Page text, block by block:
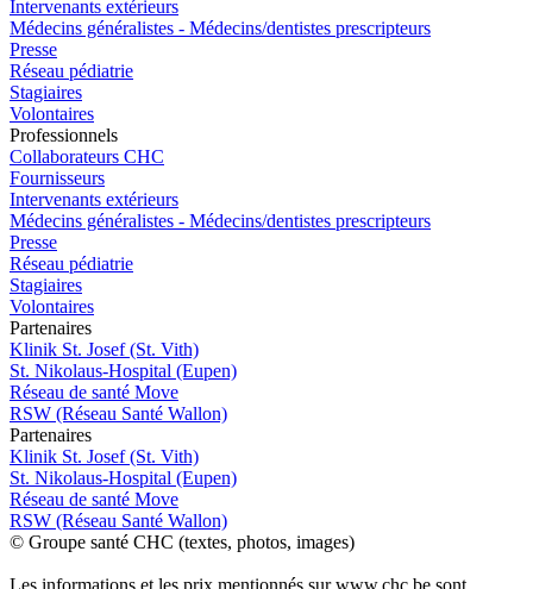
Intervenants extérieurs
Médecins généralistes - Médecins/dentistes prescripteurs
Presse
Réseau pédiatrie
Stagiaires
Volontaires
Professionnels
Collaborateurs CHC
Fournisseurs
Intervenants extérieurs
Médecins généralistes - Médecins/dentistes prescripteurs
Presse
Réseau pédiatrie
Stagiaires
Volontaires
Partenaires
Klinik St. Josef (St. Vith)
St. Nikolaus-Hospital (Eupen)
Réseau de santé Move
RSW (Réseau Santé Wallon)
Partenaires
Klinik St. Josef (St. Vith)
St. Nikolaus-Hospital (Eupen)
Réseau de santé Move
RSW (Réseau Santé Wallon)
© Groupe santé CHC (textes, photos, images)